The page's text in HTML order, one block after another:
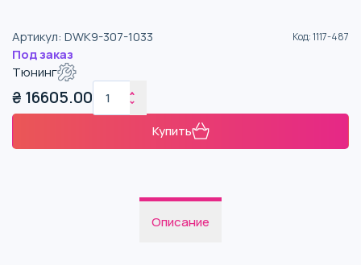
Артикул: DWK9-307-1033 Код:1117-487
Под заказ
Тюнинг
₴ 16605.00
Купить
Описание